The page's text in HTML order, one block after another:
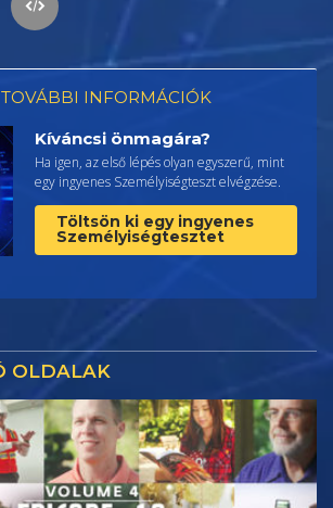
TOVÁBBI INFORMÁCIÓK
Kíváncsi önmagára?
Ha igen, az első lépés olyan egyszerű, mint
egy ingyenes Személyiségteszt elvégzése.
Töltsön ki egy ingyenes
Személyiségtesztet
OLDALAK